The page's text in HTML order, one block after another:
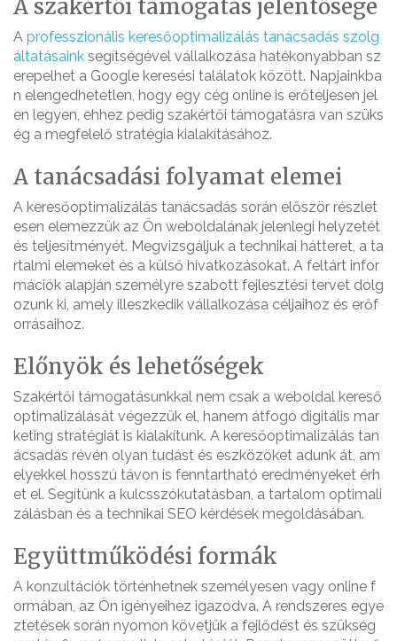
A szakértői támogatás jelentősége
A professzionális keresőoptimalizálás tanácsadás szolg
áltatásaink segítségével vállalkozása hatékonyabban sz
erepelhet a Google keresési találatok között. Napjainkba
n elengedhetetlen, hogy egy cég online is erőteljesen jel
en legyen, ehhez pedig szakértői támogatásra van szüks
ég a megfelelő stratégia kialakításához.
A tanácsadási folyamat elemei
A keresőoptimalizálás tanácsadás során először részlet
esen elemezzük az Ön weboldalának jelenlegi helyzetét
és teljesítményét. Megvizsgáljuk a technikai hátteret, a ta
rtalmi elemeket és a külső hivatkozásokat. A feltárt infor
mációk alapján személyre szabott fejlesztési tervet dolg
ozunk ki, amely illeszkedik vállalkozása céljaihoz és erőf
orrásaihoz.
Előnyök és lehetőségek
Szakértői támogatásunkkal nem csak a weboldal kereső
optimalizálását végezzük el, hanem átfogó digitális mar
keting stratégiát is kialakítunk. A keresőoptimalizálás tan
ácsadás révén olyan tudást és eszközöket adunk át, am
elyekkel hosszú távon is fenntartható eredményeket érh
et el. Segítünk a kulcsszókutatásban, a tartalom optimali
zálásban és a technikai SEO kérdések megoldásában.
Együttműködési formák
A konzultációk történhetnek személyesen vagy online f
ormában, az Ön igényeihez igazodva. A rendszeres egye
ztetések során nyomon követjük a fejlődést és szükség